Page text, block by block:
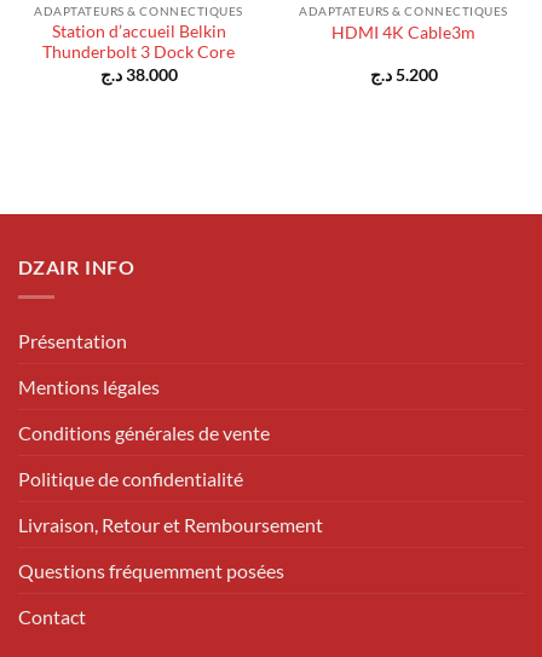
ADAPTATEURS & CONNECTIQUES
Station d’accueil Belkin
Thunderbolt 3 Dock Core
38.000 د.ج
ADAPTATEURS & CONNECTIQUES
HDMI 4K Cable3m
5.200 د.ج
DZAIR INFO
Présentation
Mentions légales
Conditions générales de vente
Politique de confidentialité
Livraison, Retour et Remboursement
Questions fréquemment posées
Contact